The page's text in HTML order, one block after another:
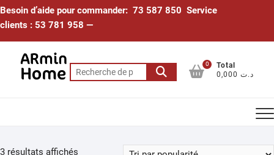
Skip
to
Besoin d’aide pour commander: 73 587 850 Service
clients : 53 781 958 —
Recherche
pour :
0
Total
0,000 د.ت
3 résultats affichés